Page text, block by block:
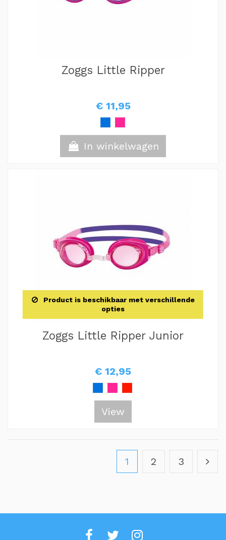
Zoggs Little Ripper
€ 11,95
In winkelwagen
Product is beschikbaar met verschillende
opties
Zoggs Little Ripper Junior
€ 12,95
View
1 2 3